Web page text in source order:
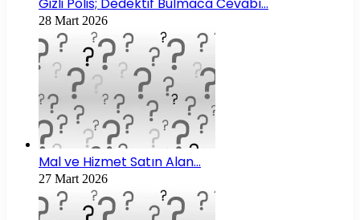
28 Mart 2026
Mal ve Hizmet Satın Alan…
27 Mart 2026